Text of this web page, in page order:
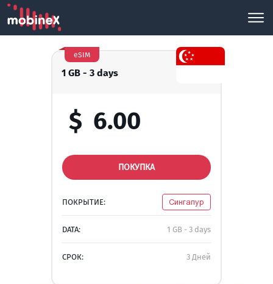
1 GB - 3 days
eSIM
$ 6.00
ПОКУПКА
ПОКРЫТИЕ: Сингапур
DATA: 1 GB - 3 days
СРОК: 3 Дней